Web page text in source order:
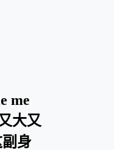
me
大又
身